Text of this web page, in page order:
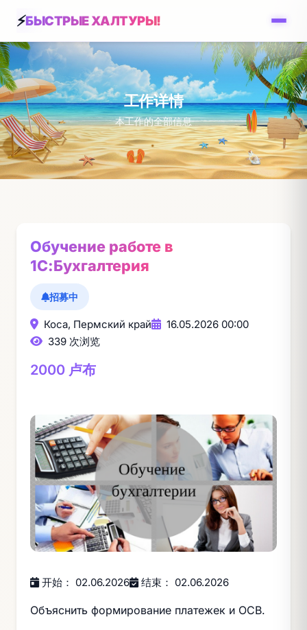
БЫСТРЫЕ ХАЛТУРЫ!
工作详情
本工作的全部信息
Обучение работе в
1С:Бухгалтерия
招募中
Коса, Пермский край
16.05.2026 00:00
339 次浏览
2000 卢布
开始： 02.06.2026 结束： 02.06.2026
Объяснить формирование платежек и ОСВ.